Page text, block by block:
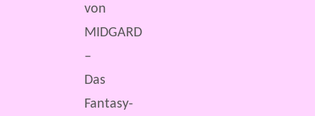
von
MIDGARD
–
Das
Fantasy-